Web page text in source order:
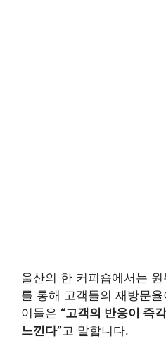
울산의 한 커피숍에서는
를 통해 고객들의 재방문
이들은 “고객의 반응이 즉
느낀다”고 말합니다.